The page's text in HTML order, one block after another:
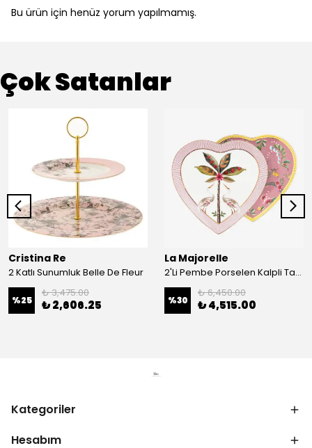
Bu ürün için henüz yorum yapılmamış.
Çok Satanlar
Cristina Re
2 Katlı Sunumluk Belle De Fleur
%25
₺ 3,475.00
₺ 2,606.25
La Majorelle
2'Li Pembe Porselen Kalpli Tabak 21,5 Cm La Majorelle
%30
₺ 6,450.00
₺ 4,515.00
Kategoriler
Hesabım